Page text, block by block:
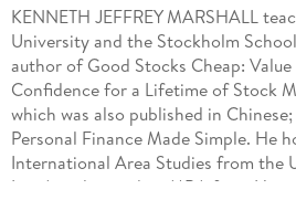
KENNETH JEFFREY MARSHALL
University and the Stockholm
author of Good Stocks Cheap:
Confidence for a Lifetime of Stock
which was also published in
Personal Finance Made Simple. He
International Area Studies from the
Los Angeles; and an MBA from